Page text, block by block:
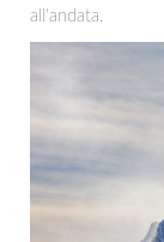
all'andata.